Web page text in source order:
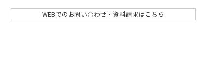
WEBでのお問い合わせ・資料請求はこちら